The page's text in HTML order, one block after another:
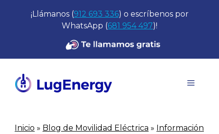
¡Llámanos (912 693 336) o escríbenos por
WhatsApp (681 954 497)!
Menú
Inicio » Blog de Movilidad Eléctrica » Información